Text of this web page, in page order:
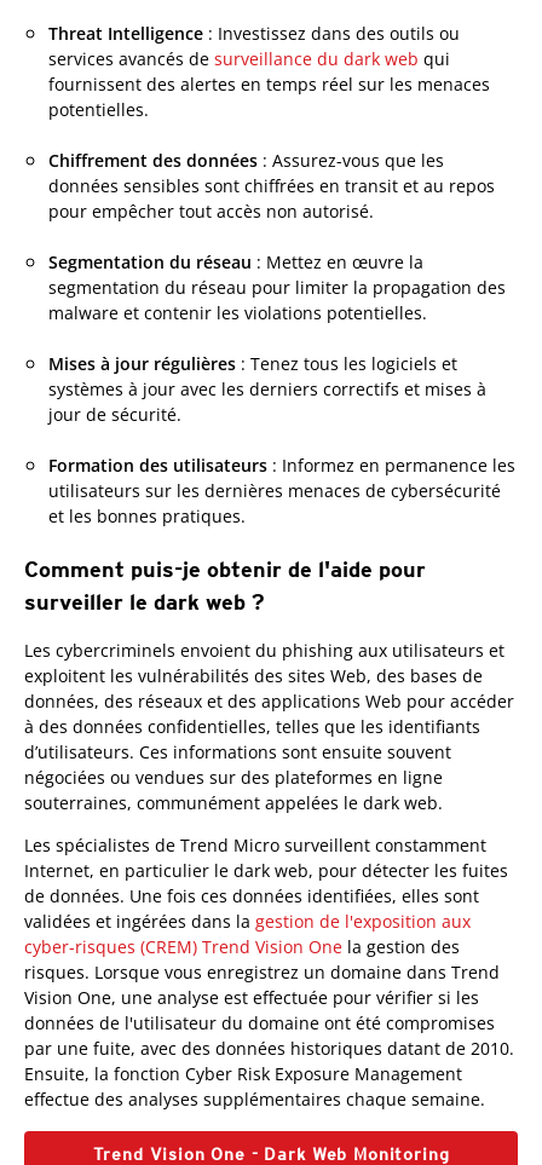
Threat Intelligence : Investissez dans des outils ou
services avancés de surveillance du dark web qui
fournissent des alertes en temps réel sur les menaces
potentielles.
Chiffrement des données : Assurez-vous que les
données sensibles sont chiffrées en transit et au repos
pour empêcher tout accès non autorisé.
Segmentation du réseau : Mettez en œuvre la
segmentation du réseau pour limiter la propagation des
malware et contenir les violations potentielles.
Mises à jour régulières : Tenez tous les logiciels et
systèmes à jour avec les derniers correctifs et mises à
jour de sécurité.
Formation des utilisateurs : Informez en permanence les
utilisateurs sur les dernières menaces de cybersécurité
et les bonnes pratiques.
Comment puis-je obtenir de l'aide pour
surveiller le dark web ?
Les cybercriminels envoient du phishing aux utilisateurs et
exploitent les vulnérabilités des sites Web, des bases de
données, des réseaux et des applications Web pour accéder
à des données confidentielles, telles que les identifiants
d’utilisateurs. Ces informations sont ensuite souvent
négociées ou vendues sur des plateformes en ligne
souterraines, communément appelées le dark web.
Les spécialistes de Trend Micro surveillent constamment
Internet, en particulier le dark web, pour détecter les fuites
de données. Une fois ces données identifiées, elles sont
validées et ingérées dans la gestion de l'exposition aux
cyber-risques (CREM) Trend Vision One
Products
la gestion des
risques. Lorsque vous enregistrez un domaine dans Trend
Vision One, une analyse est effectuée pour vérifier si les
données de l'utilisateur du domaine ont été compromises
par une fuite, avec des données historiques datant de 2010.
Ensuite, la fonction Cyber Risk Exposure Management
effectue des analyses supplémentaires chaque semaine.
Trend Vision One - Dark Web Monitoring